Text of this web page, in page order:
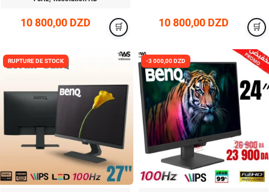
10 800,00 DZD 10 800,00 DZD
RUPTURE DE STOCK -3 000,00 DZD